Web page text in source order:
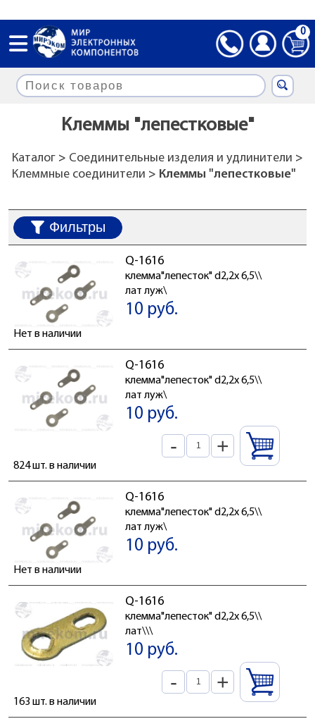
0
Клеммы "лепестковые"
Каталог> Соединительные изделия и удлинители >
Клеммные соединители > Клеммы "лепестковые"
Фильтры
Q-1616
клемма"лепесток" d2,2x 6,5\\
лат луж\
10 руб.
Нет в наличии
Q-1616
клемма"лепесток" d2,2x 6,5\\
лат луж\
10 руб.
- +
824 шт. в наличии
Q-1616
клемма"лепесток" d2,2x 6,5\\
лат луж\
10 руб.
Нет в наличии
Q-1616
клемма"лепесток" d2,2x 6,5\\
лат\\\
10 руб.
- +
163 шт. в наличии